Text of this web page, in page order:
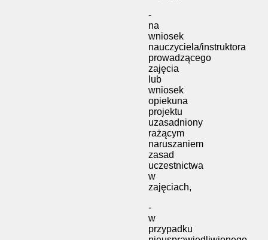
-
na
wniosek
nauczyciela/instruktora
prowadzącego
zajęcia
lub
wniosek
opiekuna
projektu
uzasadniony
rażącym
naruszaniem
zasad
uczestnictwa
w
zajęciach,
-
w
przypadku